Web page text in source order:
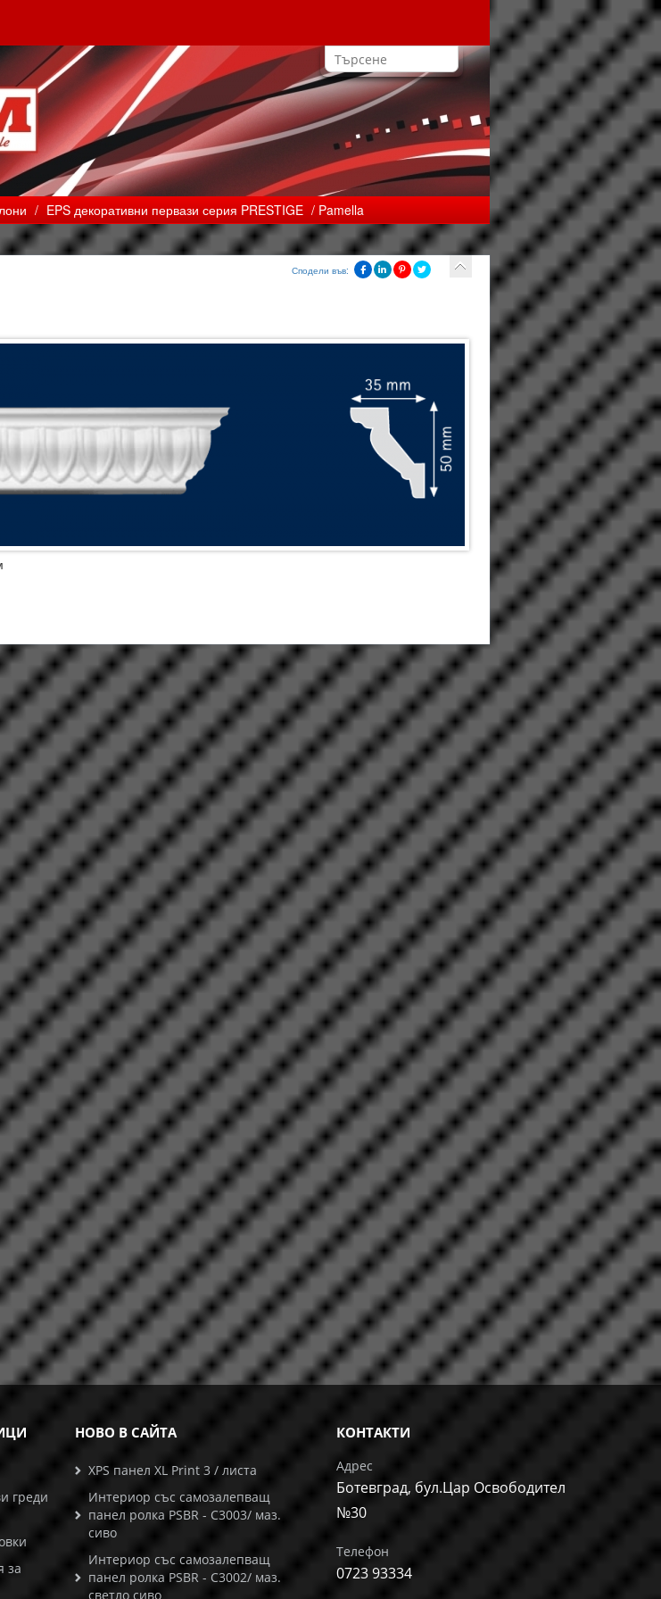
/ EPS декоративни первази серия PRESTIGE / Pamella
Сподели във:
греди
за
НОВО В САЙТА
XPS панел XL Print 3 / листа
Интериор със самозалепващ
панел ролка PSBR - C3003/ маз.
сиво
Интериор със самозалепващ
панел ролка PSBR - C3002/ маз.
светло сиво
КОНТАКТИ
Адрес
Ботевград, бул.Цар Освободител
№30
Телефон
0723 93334